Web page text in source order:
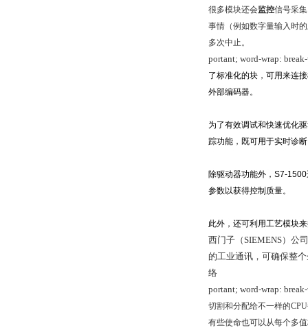
很多模块还会监控信号采
事情（例如数字量输入时
多次中止。
portant; word-wrap:
了标准化的块，可用来连
外部编码器。
为了有效调试和快速优化
踪功能，既可用于实时诊
除驱动器功能外，S7-
参数以获得控制质量。
此外，还可利用工艺模块
西门子（SIEMENS）公
的工业通讯，可确保整
络
portant; word-wrap:
切割和分配给不一样的
有些使命也可以从每个多